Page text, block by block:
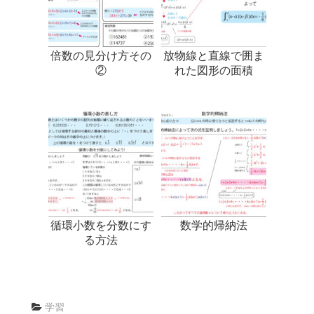
倍数の見分け方その
②
放物線と直線で囲ま
れた図形の面積
循環小数を分数にす
る方法
数学的帰納法
学習